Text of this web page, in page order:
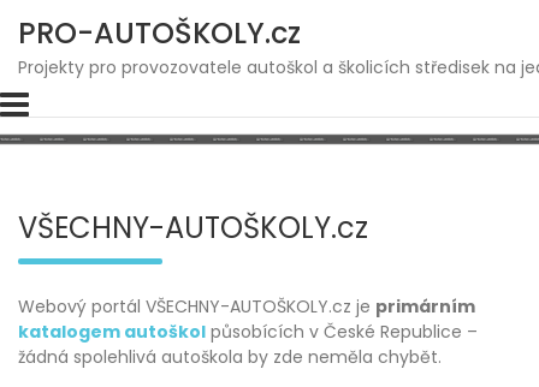
content
PRO-AUTOŠKOLY.cz
Projekty pro provozovatele autoškol a školicích středisek na
VŠECHNY-AUTOŠKOLY.cz
Webový portál VŠECHNY-AUTOŠKOLY.cz je primárním
katalogem autoškol působících v České Republice –
žádná spolehlivá autoškola by zde neměla chybět.